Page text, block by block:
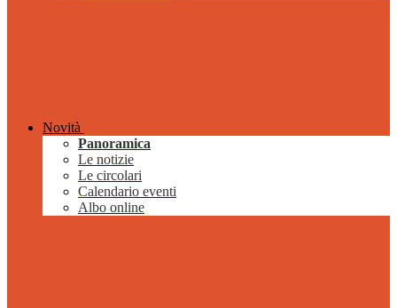
Novità
Panoramica
Le notizie
Le circolari
Calendario eventi
Albo online